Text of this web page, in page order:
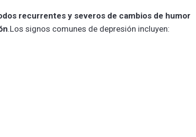
recurrentes y severos de cambios de humor
.Los signos comunes de depresión incluyen: